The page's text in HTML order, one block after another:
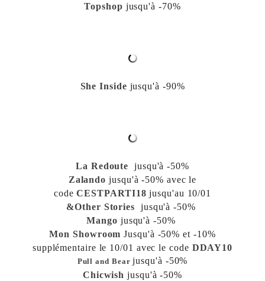
Topshop jusqu'à -70%
She Inside jusqu'à -90%
La Redoute jusqu'à -50%
Zalando jusqu'à -50% avec le
code CESTPARTI18 jusqu'au 10/01
&Other Stories jusqu'à -50%
Mango jusqu'à -50%
Mon Showroom Jusqu'à -50% et -10%
supplémentaire le 10/01 avec lecode DDAY10
Pull and Bear jusqu'à -50%
Chicwish jusqu'à -50%